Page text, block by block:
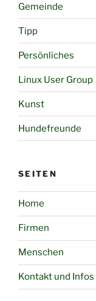
Gemeinde
Tipp
Persönliches
Linux User Group
Kunst
Hundefreunde
SEITEN
Home
Firmen
Menschen
Kontakt und Infos